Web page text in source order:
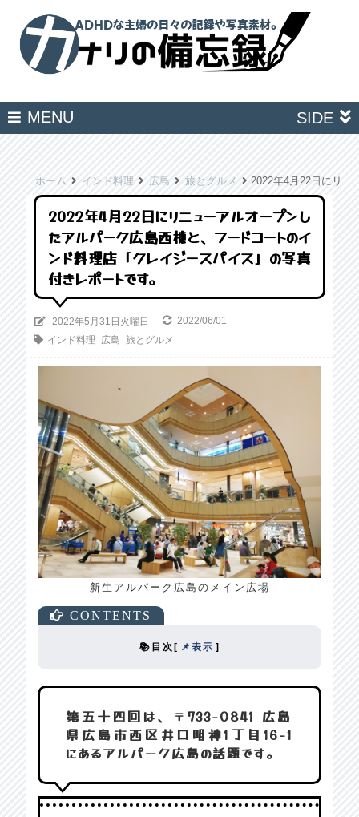
MENU SIDE
ホーム インド料理 広島 旅とグルメ 2022年4月22日にリニ
2022年4月22日にリニューアルオープンし
たアルパーク広島西棟と、フードコートのイ
ンド料理店「クレイジースパイス」の写真
付きレポートです。
2022年5月31日火曜日
2022/06/01
インド料理
広島 旅とグルメ
新生アルパーク広島のメイン広場
📚目次 [ 📌表示 ]
第五十四回は、〒733-0841 広島
県広島市西区井口明神1丁目16-1
にあるアルパーク広島の話題です。